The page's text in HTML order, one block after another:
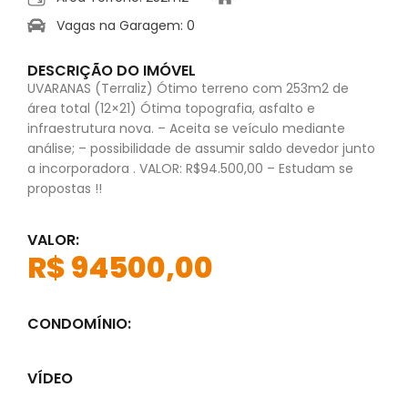
Vagas na Garagem: 0
DESCRIÇÃO DO IMÓVEL
UVARANAS (Terraliz) Ótimo terreno com 253m2 de
área total (12×21) Ótima topografia, asfalto e
infraestrutura nova. – Aceita se veículo mediante
análise; – possibilidade de assumir saldo devedor junto
a incorporadora . VALOR: R$94.500,00 – Estudam se
propostas !!
VALOR:
R$ 94500,00
CONDOMÍNIO:
VÍDEO